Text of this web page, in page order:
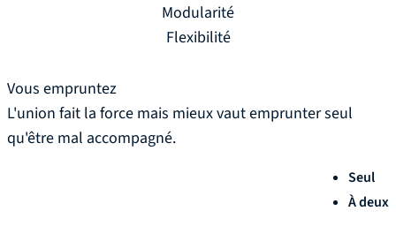
Modularité
Flexibilité
Vous empruntez
L'union fait la force mais mieux vaut emprunter seul
qu'être mal accompagné.
Seul
À deux